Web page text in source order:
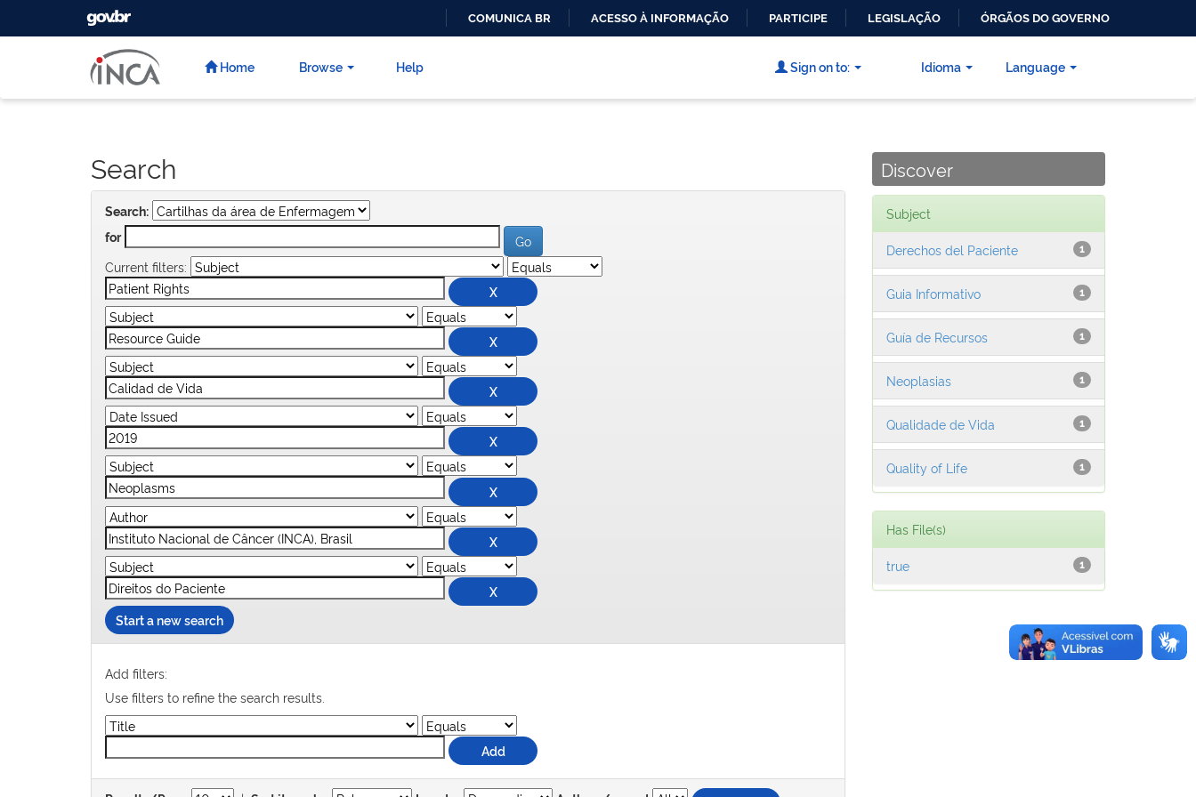
CONTEÚDO
GOVBR
COMUNICA BR ACESSO À INFORMAÇÃO PARTICIPE LEGISLAÇÃO ÓRGÃOS DO GOVERNO
Home Browse Help Language
Sign on to: Idioma
Search
Search:
for
Current filters:
Start a new search
Add filters:
Use filters to refine the search results.
Discover
Subject
1
Derechos del Paciente
1
Guia Informativo
1
Guía de Recursos
1
Neoplasias
1
Qualidade de Vida
1
Quality of Life
Has File(s)
1
true